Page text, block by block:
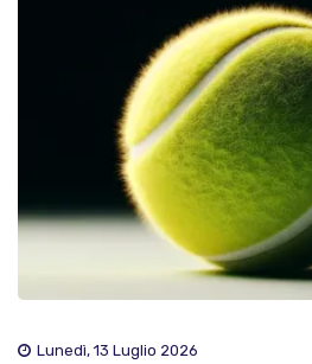
Lunedì, 13 Luglio 2026